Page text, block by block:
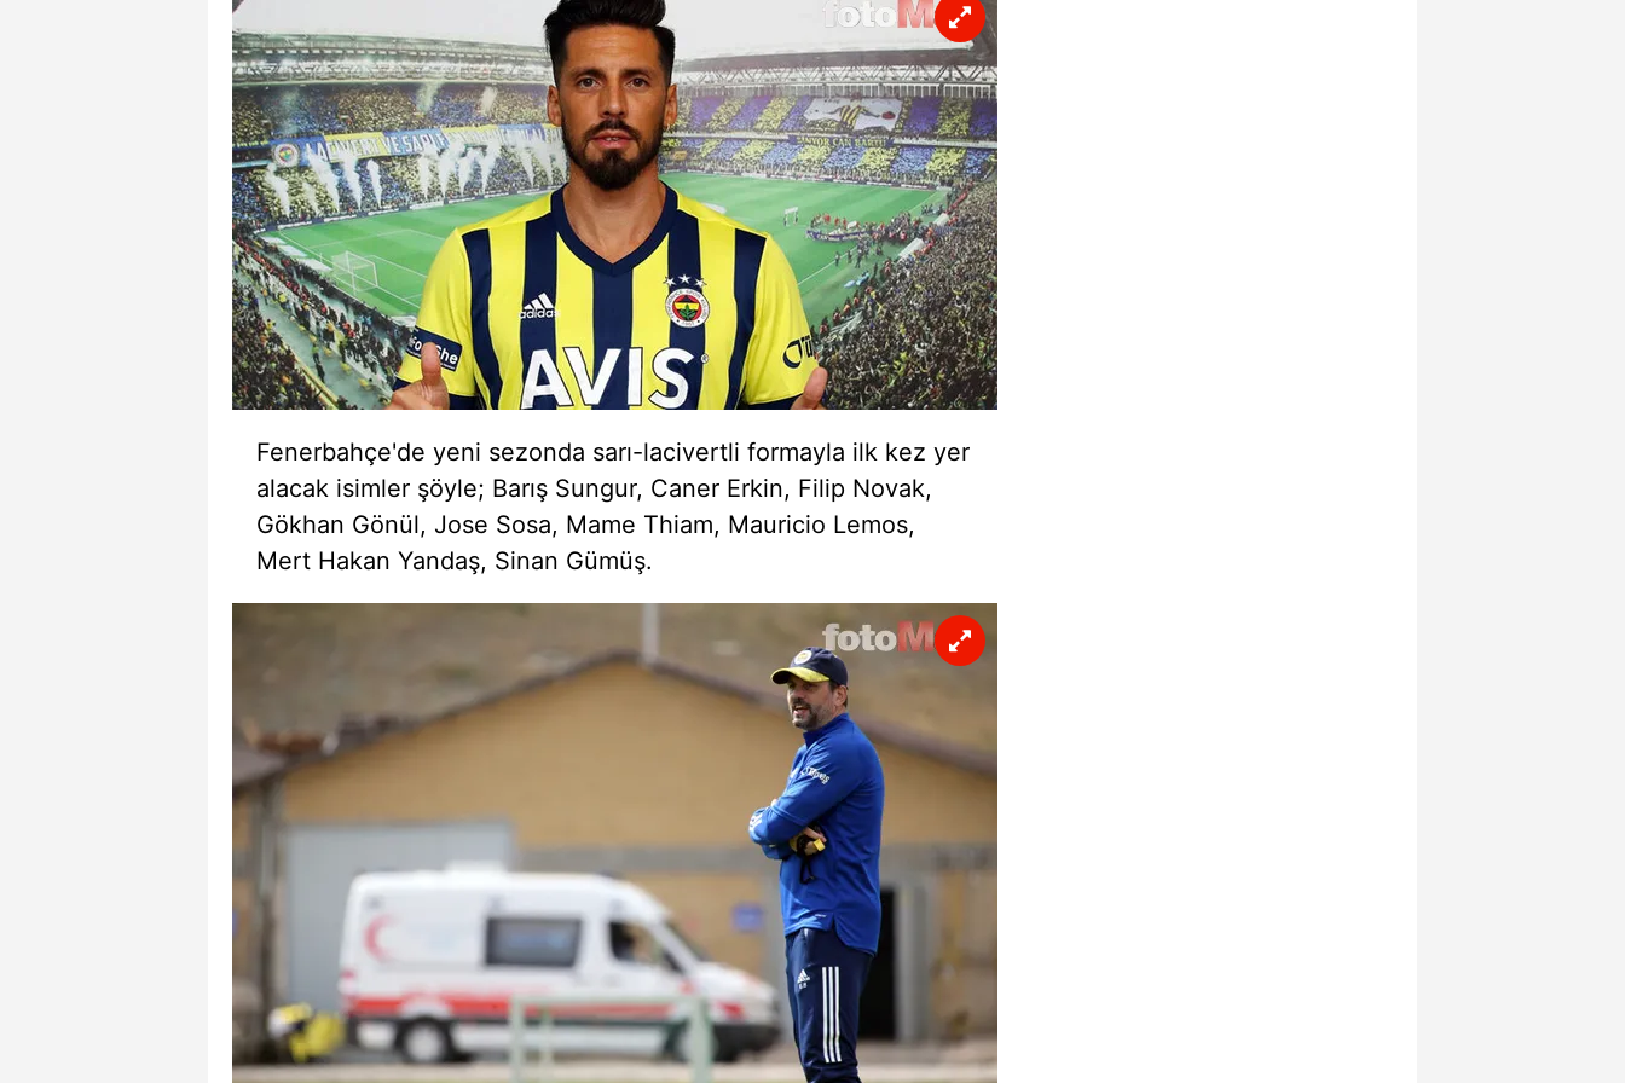
mevzuata uygun olarak kullanılan çerezlerle ilgili bilgi almak için lütfentıklayınız.
Fenerbahçe'de yeni sezonda sarı-lacivertli formayla ilk kez yer
alacak isimler şöyle; Barış Sungur, Caner Erkin, Filip Novak,
Gökhan Gönül, Jose Sosa, Mame Thiam, Mauricio Lemos,
Mert Hakan Yandaş, Sinan Gümüş.